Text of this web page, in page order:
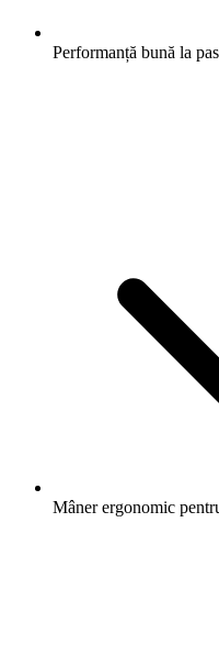
Performanță bună la
Mâner ergonomic